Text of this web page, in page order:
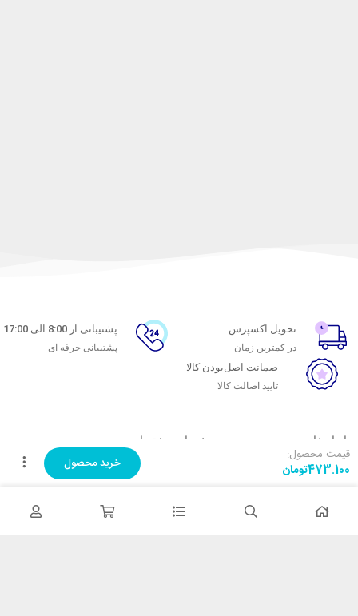
قیمت محصول:
تومان473.100 خرید محصول
تحویل اکسپرس
در کمترین زمان
پشتیبانی از 8:00 الی 17:00
پشتیبانی حرفه ای
ضمانت اصل‌بودن کالا
تایید اصالت کالا
با ماه خانوم
اتاق خبر ماه خانوم
همکاری با سازمان‌ها
خدمات مشتریان
پاسخ به پرسش‌های متداول
شرایط استفاده